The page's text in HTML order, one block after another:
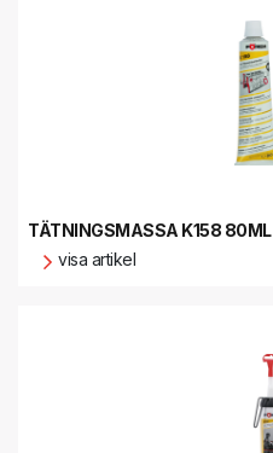
TÄTNINGSMASSA K158 80ML
visa artikel